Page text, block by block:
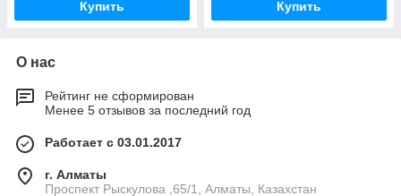
Купить Купить
О нас
Рейтинг не сформирован
Менее 5 отзывов за последний год
Работает с 03.01.2017
г. Алматы
Проспект Рыскулова ,65/1, Алматы, Казахстан